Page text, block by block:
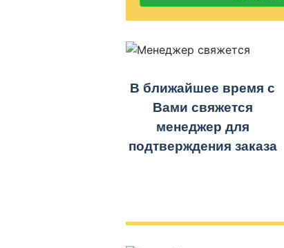
В ближайшее время с
Вами свяжется
менеджер для
подтверждения заказа